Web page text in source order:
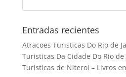
Entradas recientes
Atracoes Turisticas Do Rio de
Turisticas Da Cidade Do Rio
Turisticas de Niteroi – Livros